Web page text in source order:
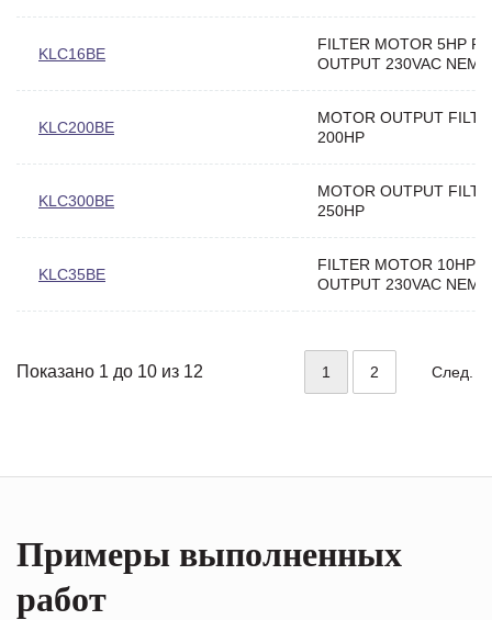
KLC16BE
FILTER MOTOR 5HP
OUTPUT 230VAC
KLC200BE
MOTOR OUTPUT
200HP
KLC300BE
MOTOR OUTPUT
250HP
KLC35BE
FILTER MOTOR 10HP
OUTPUT 230VAC
Показано 1 до 10 из 12 1 2 След.
Примеры выполненных
работ